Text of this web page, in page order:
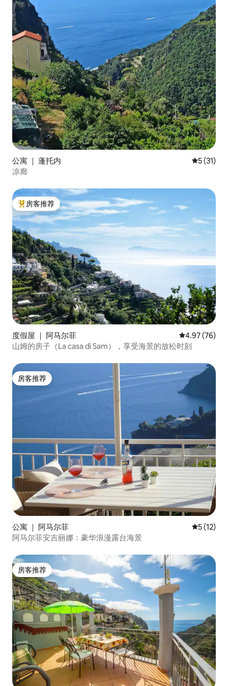
公寓 ｜ 蓬托内 平均评分
5 (31)
凉廊
热门「房客推荐」
房客推荐
度假屋 ｜ 阿马尔菲 平均评分
4.97 (76)
山姆的房子（La casa di Sam），享受海景的放松时刻
房客推荐
房客推荐
公寓 ｜ 阿马尔菲 平均评分
5 (12)
阿马尔菲安吉丽娜：豪华浪漫露台海景
房客推荐
房客推荐